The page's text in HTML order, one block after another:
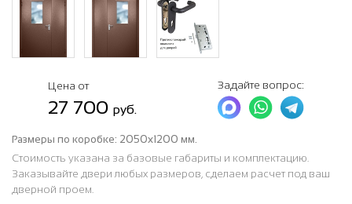
Цена от
27 700 руб.
Задайте вопрос:
Размеры по коробке: 2050х1200 мм.
Стоимость указана за базовые габариты и комплектацию.
Заказывайте двери любых размеров, сделаем расчет под ваш
дверной проем.